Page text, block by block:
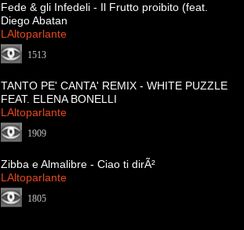
Fede & gli Infedeli - Il Frutto proibito (feat.
Diego Abatan
LAltoparlante
1513
TANTO PE' CANTA' REMIX - WHITE PUZZLE
FEAT. ELENA BONELLI
LAltoparlante
1909
Zibba e Almalibre - Ciao ti dirÃ²
LAltoparlante
1805